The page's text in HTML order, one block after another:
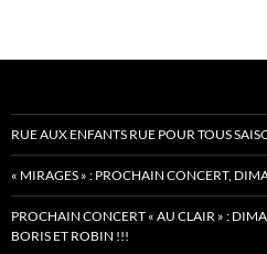
RUE AUX ENFANTS RUE POUR TOUS
« MIRAGES » : PROCHAIN CONCERT,
PROCHAIN CONCERT « AU CLAIR » :
BORIS ET ROBIN !!!